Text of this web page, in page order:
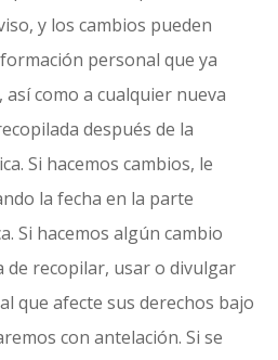
y los cambios pueden
personal que ya
como a cualquier nueva
después de la
Si hacemos cambios, le
la fecha en la parte
Si hacemos algún cambio
recopilar, usar o divulgar
que afecte sus derechos bajo
con antelación. Si se